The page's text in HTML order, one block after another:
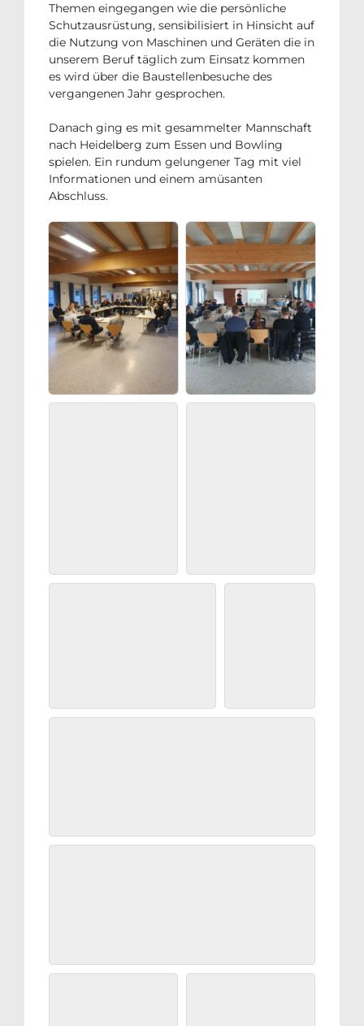
Themen eingegangen wie die persönliche
Schutzausrüstung, sensibilisiert in Hinsicht auf
die Nutzung von Maschinen und Geräten die in
unserem Beruf täglich zum Einsatz kommen
es wird über die Baustellenbesuche des
vergangenen Jahr gesprochen.
Danach ging es mit gesammelter Mannschaft
nach Heidelberg zum Essen und Bowling
spielen. Ein rundum gelungener Tag mit viel
Informationen und einem amüsanten
Abschluss.